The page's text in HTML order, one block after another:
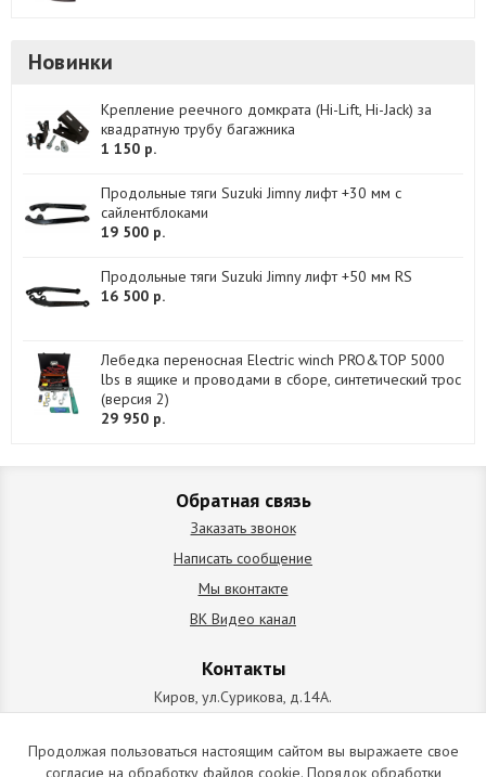
Новинки
Крепление реечного домкрата (Hi-Lift, Hi-Jack) за
квадратную трубу багажника
1 150 р.
Продольные тяги Suzuki Jimny лифт +30 мм с
сайлентблоками
19 500 р.
Продольные тяги Suzuki Jimny лифт +50 мм RS
16 500 р.
Лебедка переносная Electric winch PRO&TOP 5000
lbs в ящике и проводами в сборе, синтетический трос
(версия 2)
29 950 р.
Обратная связь
Заказать звонок
Написать сообщение
Мы вконтакте
ВК Видео канал
Контакты
Киров, ул.Сурикова, д.14А.
схема проезда
+7 (912) 827-92-55
Продолжая пользоваться настоящим сайтом вы выражаете свое
согласие на обработку файлов cookie. Порядок обработки